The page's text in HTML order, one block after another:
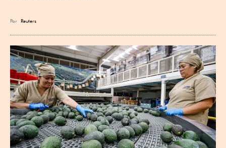
Por Reuters